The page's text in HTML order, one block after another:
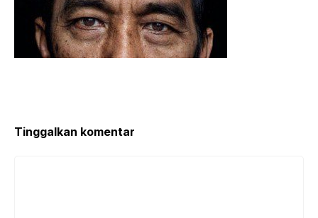
Tinggalkan komentar